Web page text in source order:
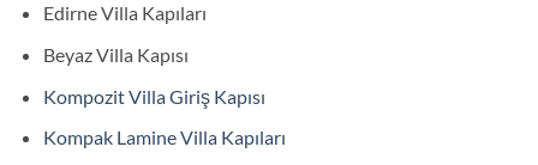
Edirne Villa Kapıları
Beyaz Villa Kapısı
Kompozit Villa Giriş Kapısı
Kompak Lamine Villa Kapıları